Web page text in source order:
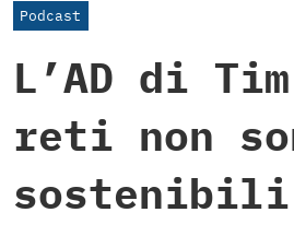
Podcast
L’AD di
reti non
sostenibili